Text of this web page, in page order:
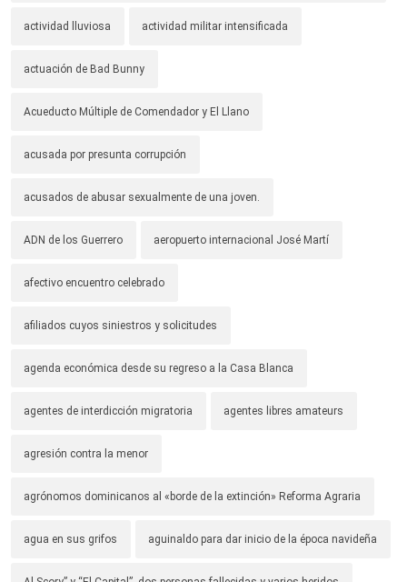
actividad lluviosa actividad militar intensificada
actuación de Bad Bunny
Acueducto Múltiple de Comendador y El Llano
acusada por presunta corrupción
acusados de abusar sexualmente de una joven.
ADN de los Guerrero aeropuerto internacional José Martí
afectivo encuentro celebrado
afiliados cuyos siniestros y solicitudes
agenda económica desde su regreso a la Casa Blanca
agentes de interdicción migratoria agentes libres amateurs
agresión contra la menor
agrónomos dominicanos al «borde de la extinción» Reforma Agraria
agua en sus grifos aguinaldo para dar inicio de la época navideña